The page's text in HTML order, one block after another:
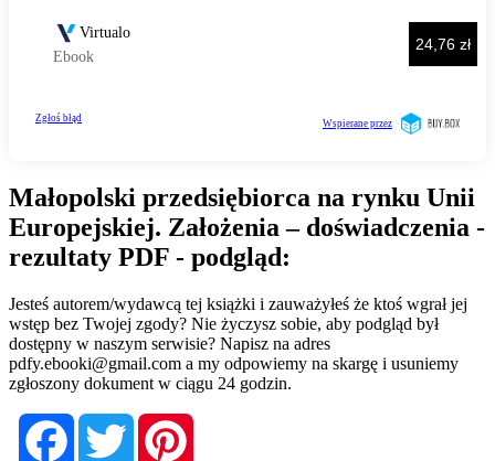
Małopolski przedsiębiorca na rynku Unii
Europejskiej. Założenia – doświadczenia -
rezultaty PDF - podgląd:
Jesteś autorem/wydawcą tej książki i zauważyłeś że ktoś wgrał jej
wstęp bez Twojej zgody? Nie życzysz sobie, aby podgląd był
dostępny w naszym serwisie? Napisz na adres
pdfy.ebooki@gmail.com a my odpowiemy na skargę i usuniemy
zgłoszony dokument w ciągu 24 godzin.
FacebookTwitter